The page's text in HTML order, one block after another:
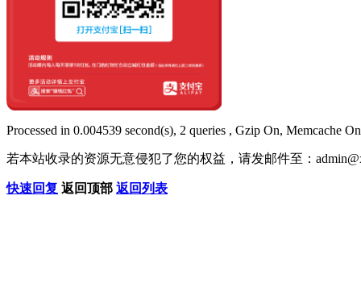
Processed in 0.004539 second(s), 2 queries , Gzip On, Memcache
若本站收录的资源无意侵犯了您的权益，请发邮件至：
快速回复 返回顶部 返回列表